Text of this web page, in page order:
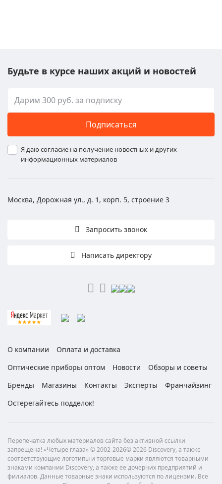
Будьте в курсе наших акций и новостей
Подписаться
Я даю согласие на получение новостных и других
информационных материалов
Москва, Дорожная ул., д. 1, корп. 5, строение 3
Запросить звонок
Написать директору
О компании
Оплата и доставка
Оптические приборы оптом
Новости
Обзоры и советы
Бренды
Магазины Контакты Эксперты
Франчайзинг
Остерегайтесь подделок!
Перепечатка любых материалов сайта без активной ссылки
запрещена! «Четыре глаза» © 2002-2026© 2026 Discovery, а также
соответствующие логотипы и торговые марки являются товарными
знаками компании Discovery, а также ее дочерних предприятий и
филиалов. Данные товарные знаки используются по лицензии. Все